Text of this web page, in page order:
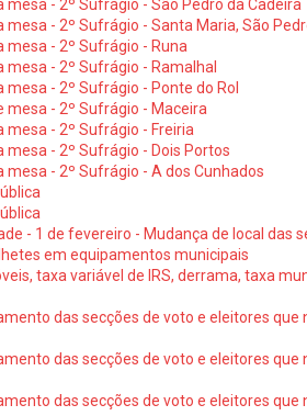
- 2º Sufrágio - São Pedro da Cadeira
- 2º Sufrágio - Santa Maria, São
mesa - 2º Sufrágio - Runa
- 2º Sufrágio - Ramalhal
- 2º Sufrágio - Ponte do Rol
mesa - 2º Sufrágio - Maceira
mesa - 2º Sufrágio - Freiria
mesa - 2º Sufrágio - Dois Portos
- 2º Sufrágio - A dos Cunhados
- 1 de fevereiro - Mudança de local das
em equipamentos municipais
taxa variável de IRS, derrama, taxa
das secções de voto e eleitores que
das secções de voto e eleitores que
das secções de voto e eleitores que